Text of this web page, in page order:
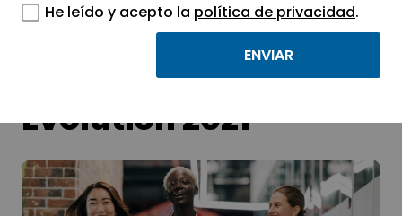
Congreso Women
Evolution 2021
He leído y acepto la política de privacidad.